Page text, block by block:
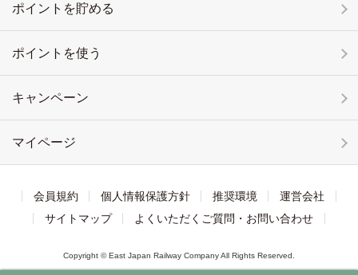
ポイントを貯める
ポイントを使う
キャンペーン
マイページ
会員規約 個人情報保護方針 推奨環境
運営会社
サイトマップ
よくいただくご質問・お問い合わせ
Copyright © East Japan Railway Company All Rights Reserved.